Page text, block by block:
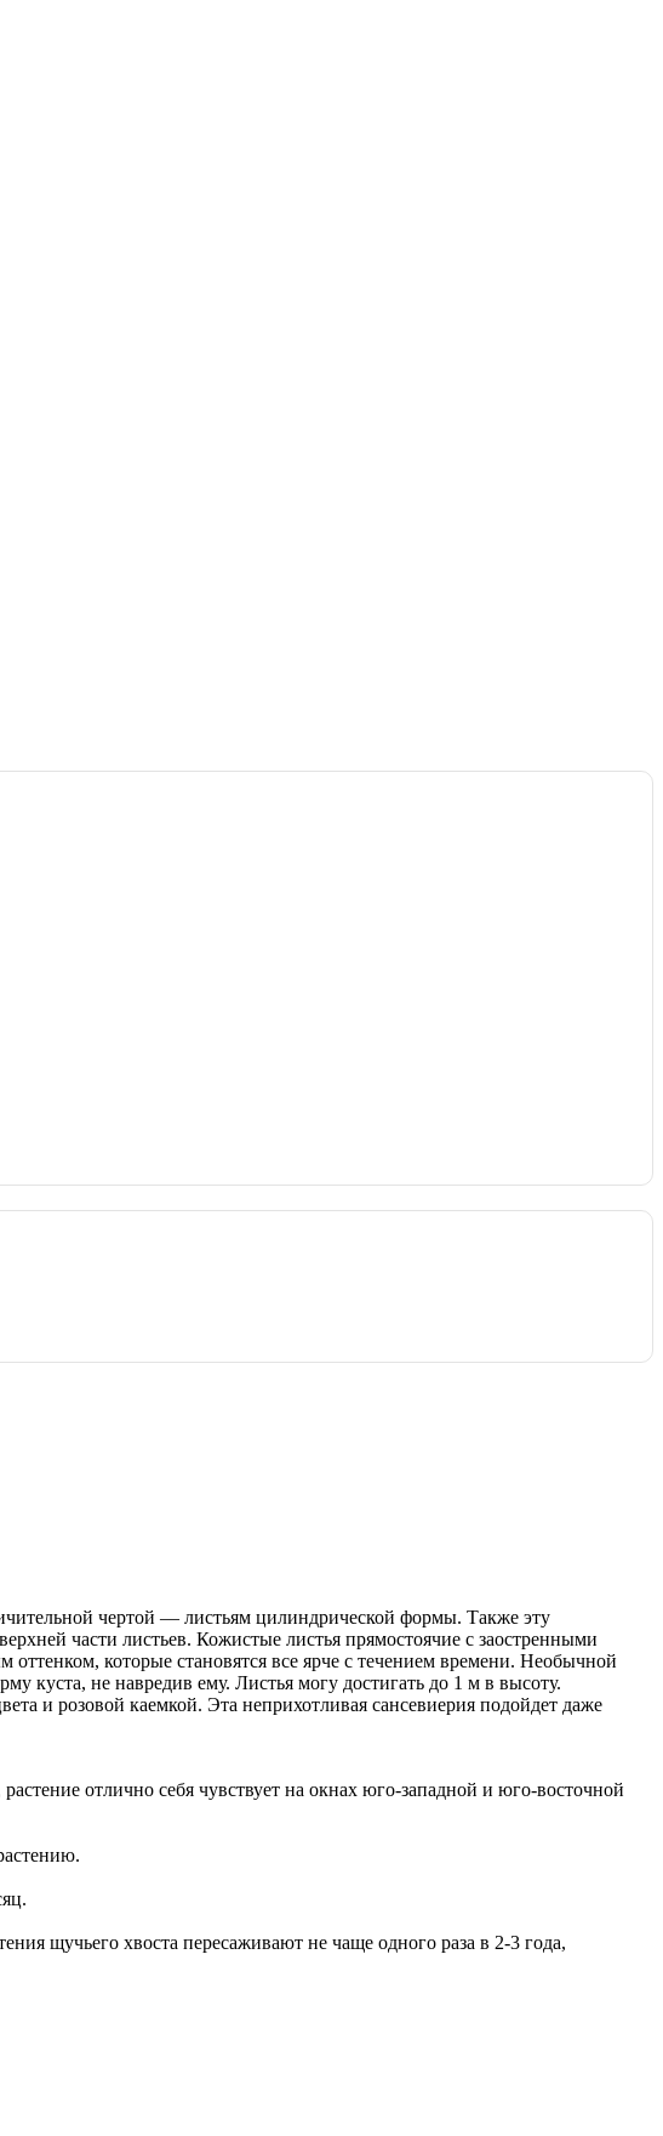
чертой — листьям цилиндрической формы. Также эту
части листьев. Кожистые листья прямостоячие с заостренными
которые становятся все ярче с течением времени. Необычной
куста, не навредив ему. Листья могу достигать до 1 м в высоту.
и розовой каемкой. Эта неприхотливая сансевиерия подойдет даже
отлично себя чувствует на окнах юго-западной и юго-восточной
щучьего хвоста пересаживают не чаще одного раза в 2-3 года,